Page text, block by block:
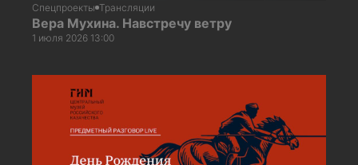
Спецпроекты Трансляции
Вера Мухина. Навстречу ветру
1 июля 2026 13:00